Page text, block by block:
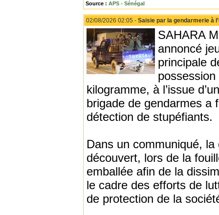
Source : APS - Sénégal
02/08/2026 02:05 - Saisie par la gendarmerie à
SAHARA
annoncé
principale
kilogramme, à l’issue
brigade de gendarmes a
détection de stupéfiants.
Dans un communiqué,
découvert, lors de la
emballée afin de la
le cadre des efforts de
de protection de la